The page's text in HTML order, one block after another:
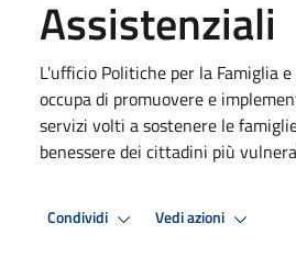
Assistenziali
L'ufficio Politiche per la Famiglia
occupa di promuovere e
servizi volti a sostenere le
benessere dei cittadini più
Condividi Vedi azioni